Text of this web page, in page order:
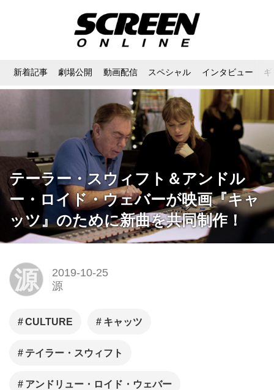
新着記事 劇場公開 動画配信 スペシャル インタビュー
テーラー・スウィフト＆アンドル
ー・ロイド・ウェバーが映画『キャ
ッツ』のために新曲を共同制作！
源
2019-10-25
源
CULTURE キャッツ
テイラー・スウィフト
アンドリュー・ロイド・ウェバー